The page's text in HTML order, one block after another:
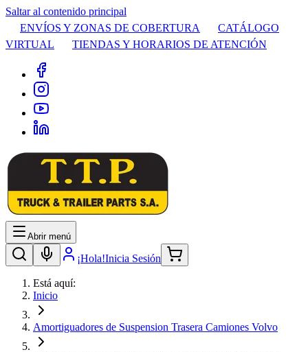
Saltar al contenido principal
ENVÍOS Y ZONAS DE COBERTURA
CATÁLOGO
VIRTUAL
TIENDAS Y HORARIOS DE ATENCIÓN
Abrir menú
¡Hola!Inicia Sesión
Está aquí:
Inicio
Amortiguadores de Suspension Trasera Camiones Volvo